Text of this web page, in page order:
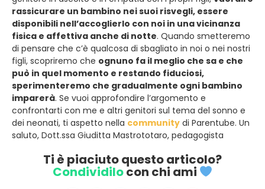
rassicurare un bambino nei suoi risvegli, essere
disponibili nell’accoglierlo con noi in una vicinanza
fisica e affettiva anche di notte. Quando smetteremo
di pensare che c’è qualcosa di sbagliato in noi o nei nostri
figli, scopriremo che ognuno fa il meglio che sa e che
può in quel momento e restando fiduciosi,
sperimenteremo che gradualmente ogni bambino
imparerà. Se vuoi approfondire l’argomento e
confrontarti con me e altri genitori sul tema del sonno e
dei neonati, ti aspetto nella community di Parentube. Un
saluto, Dott.ssa Giuditta Mastrototaro, pedagogista
Ti è piaciuto questo articolo?
Condividilocon chi ami